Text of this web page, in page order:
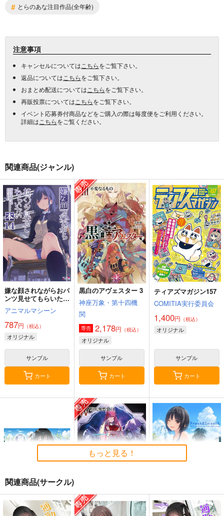
# とらのあな注目作品(全年齢)
注意事項
キャンセルについては こちらをご覧下さい。
返品については こちらをご覧下さい。
おまとめ配送については こちらをご覧下さい。
再販投票については こちらをご覧下さい。
イベント応募券付商品などをご購入の際は毎度便をご利用ください。
詳細は こちらをご覧ください。
関連商品(ジャンル)
嫌な顔されながらおパ
ンツ見せてもらいたい
本14
アニマルマシーン
787円 （税込）
オリジナル
サンプル
カート
黒白のアヴェスター 3
神座万象・第十四機
関
専売 2,178円 （税込）
オリジナル
サンプル
カート
ティアズマガジン157
COMITIA実行委員会
1,400円 （税込）
オリジナル
サンプル
カート
夏色しずく 黒白のアヴェスター 4 Fresh＆Smooth
もっと見る！
関連商品(サークル)